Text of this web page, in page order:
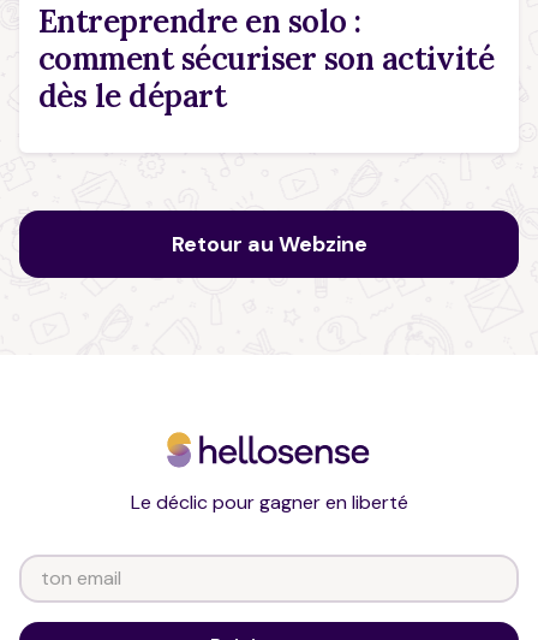
Entreprendre en solo :
comment sécuriser son activité
dès le départ
Retour au Webzine
Le déclic pour gagner en liberté